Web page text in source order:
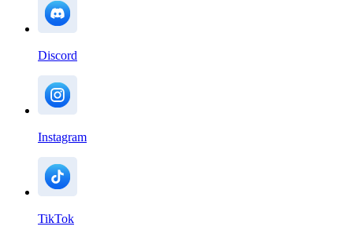
Discord
Instagram
TikTok